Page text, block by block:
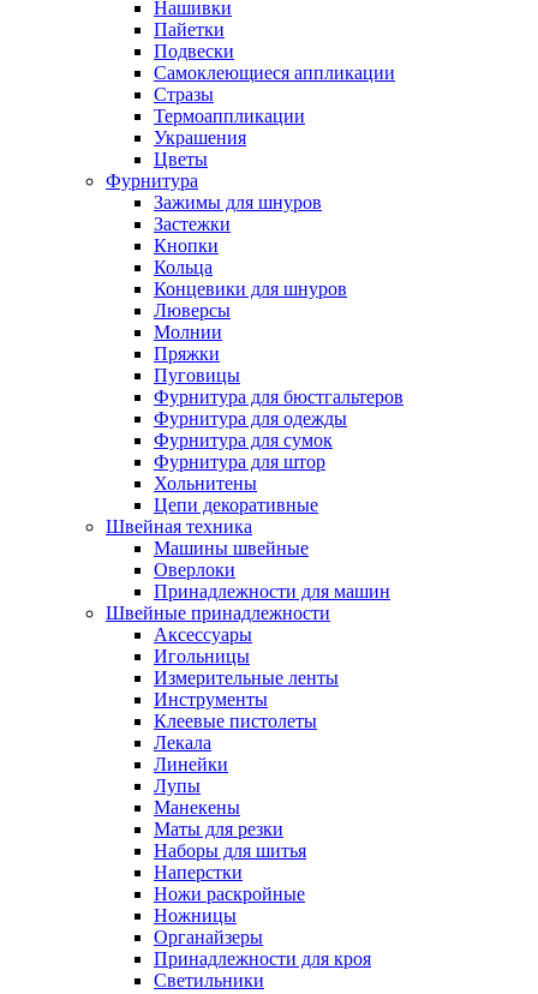
Нашивки
Пайетки
Подвески
Самоклеющиеся аппликации
Стразы
Термоаппликации
Украшения
Цветы
Фурнитура
Зажимы для шнуров
Застежки
Кнопки
Кольца
Концевики для шнуров
Люверсы
Молнии
Пряжки
Пуговицы
Фурнитура для бюстгальтеров
Фурнитура для одежды
Фурнитура для сумок
Фурнитура для штор
Хольнитены
Цепи декоративные
Швейная техника
Машины швейные
Оверлоки
Принадлежности для машин
Швейные принадлежности
Аксессуары
Игольницы
Измерительные ленты
Инструменты
Клеевые пистолеты
Лекала
Линейки
Лупы
Манекены
Маты для резки
Наборы для шитья
Наперстки
Ножи раскройные
Ножницы
Органайзеры
Принадлежности для кроя
Светильники